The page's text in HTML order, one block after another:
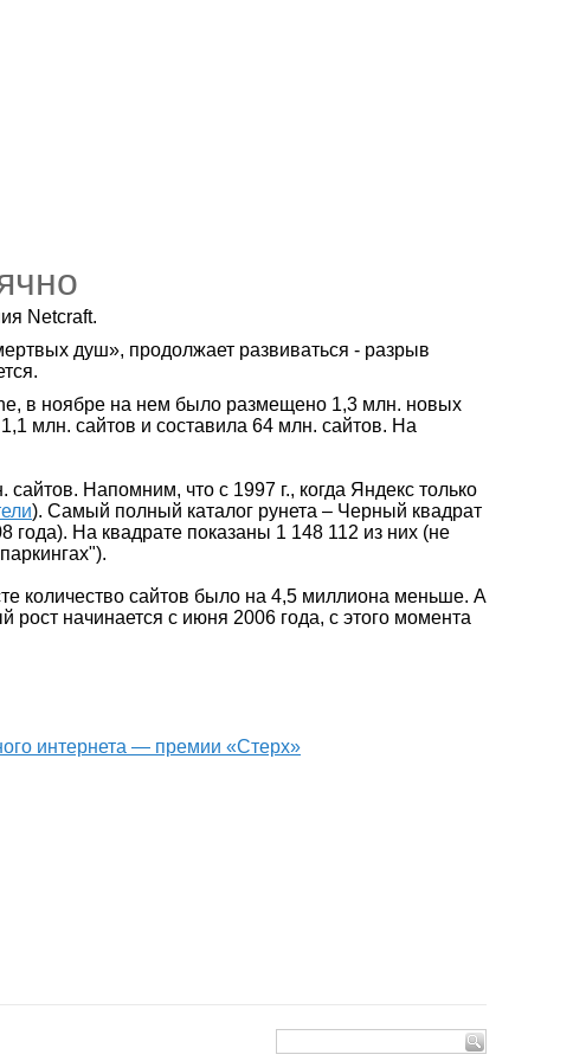
Netcraft.
душ», продолжает развиваться - разрыв
в ноябре на нем было размещено 1,3 млн. новых
млн. сайтов и составила 64 млн. сайтов. На
Напомним, что с 1997 г., когда Яндекс только
). Самый полный каталог рунета – Черный квадрат
На квадрате показаны 1 148 112 из них (не
количество сайтов было на 4,5 миллиона меньше. А
начинается с июня 2006 года, с этого момента
интернета — премии «Стерх»